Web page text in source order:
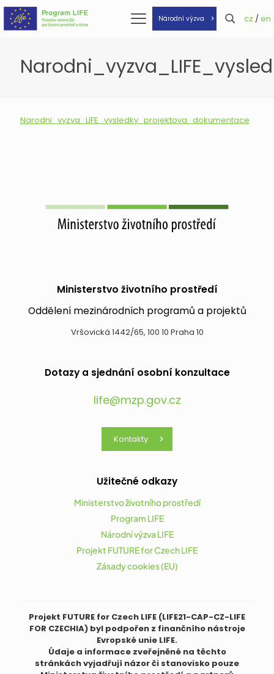
Národní výzva cz / en
Narodni_vyzva_LIFE_vysledky_projektova_dokumentace
Ministerstvo životního prostředí
Oddělení mezinárodních programů a projektů
Vršovická 1442/65, 100 10 Praha 10
Dotazy a sjednání osobní konzultace
life@mzp.gov.cz
Kontakty
Užitečné odkazy
Ministerstvo životního prostředí
Program LIFE
Národní výzva LIFE
Projekt FUTURE for Czech LIFE
Zásady cookies (EU)
Projekt FUTURE for Czech LIFE (LIFE21-CAP-CZ-LIFE
FOR CZECHIA) byl podpořen z finančního nástroje
Evropské unie LIFE.
Údaje a informace zveřejněné na těchto
stránkách vyjadřují názor či stanovisko pouze